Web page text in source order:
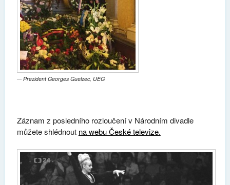
Prezident Georges Guelzec, UEG
Záznam z posledního rozloučení v Národním divadle
můžete shlédnout na webu České televize.